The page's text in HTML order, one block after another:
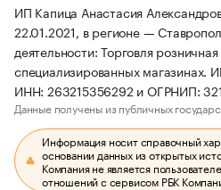
ИП Капица Анастасия
22.01.2021, в регионе —
деятельности: Торговля
специализированных магазинах.
ИНН: 263215356292 и ОГРНИП:
Данные получены из публичных
Информация носит справочный
основании данных из открытых
Компания не является
отношений с сервисом РБК